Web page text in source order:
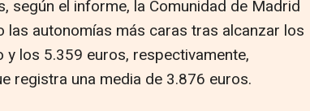
según el informe, la Comunidad de Madrid
las autonomías más caras tras alcanzar los
los 5.359 euros, respectivamente,
registra una media de 3.876 euros.